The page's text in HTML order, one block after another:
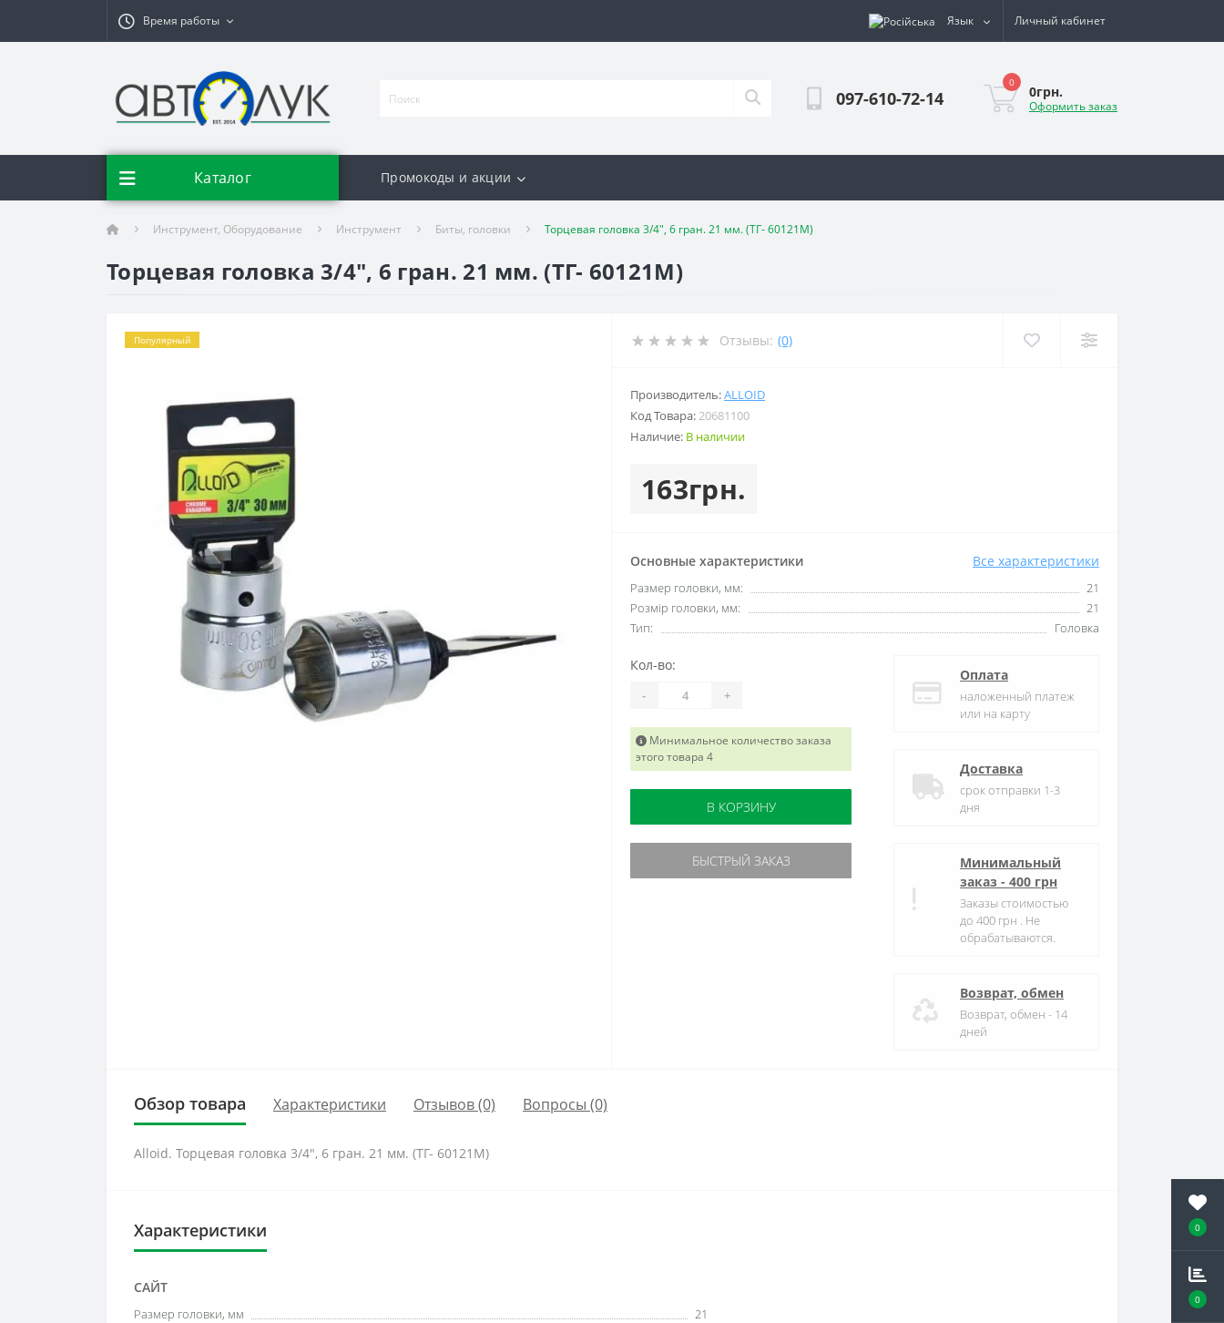
0
0
Время работы Язык Личный кабинет
097-610-72-14
0
0грн.
Оформить заказ
Каталог Промокоды и акции
Инструмент, Оборудование Инструмент Биты, головки Торцевая головка 3/4", 6 гран. 21 мм. (ТГ- 60121M)
Торцевая головка 3/4", 6 гран. 21 мм. (ТГ- 60121M)
Популярный Отзывы: (0)
Производитель:ALLOID
Код Товара:20681100
Наличие: В наличии
163грн.
Основные характеристики Все характеристики
Размер головки, мм:
21
Розмір головки, мм:
21
Тип:
Головка
Кол-во:
- +
Минимальное количество заказа
этого товара 4
В КОРЗИНУ
БЫСТРЫЙ ЗАКАЗ
Оплата
наложенный платеж
или на карту
Доставка
срок отправки 1-3
дня
Минимальный
заказ - 400 грн
Заказы стоимостью
до 400 грн . Не
обрабатываются.
Возврат, обмен
Возврат, обмен - 14
дней
Обзор товара Характеристики Отзывов (0) Вопросы (0)
Alloid. Торцевая головка 3/4", 6 гран. 21 мм. (ТГ- 60121M)
Характеристики
САЙТ
Размер головки, мм
21